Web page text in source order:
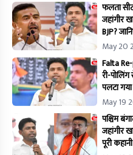
फलता
जहांगीर
BJP?
May 20
Falta
री-
पलटा
May 19
पश्चिम
जहांगीर
पूरी कहानी